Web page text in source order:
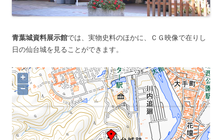
青葉城資料展示館では、実物史料のほかに、ＣＧ映像で在りし
日の仙台城を見ることができます。
+
−